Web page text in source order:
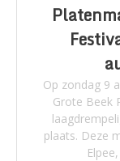
Op zondag 9
Grote Beek
plaats. Deze